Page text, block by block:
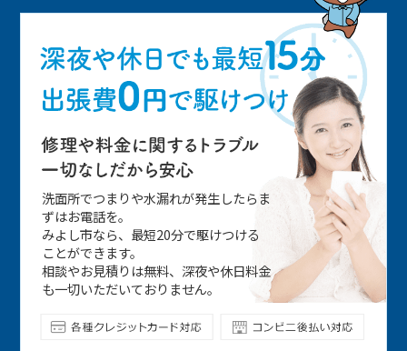
洗面所でつまりや水漏れが発生したらま
ずはお電話を。
みよし市なら、最短20分で駆けつける
ことができます。
相談やお見積りは無料、深夜や休日料金
も一切いただいておりません。